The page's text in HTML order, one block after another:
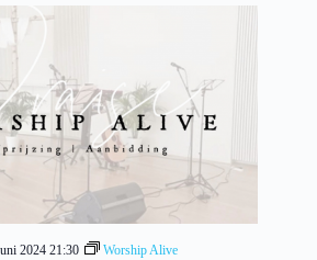
2024 21:30 Worship Alive